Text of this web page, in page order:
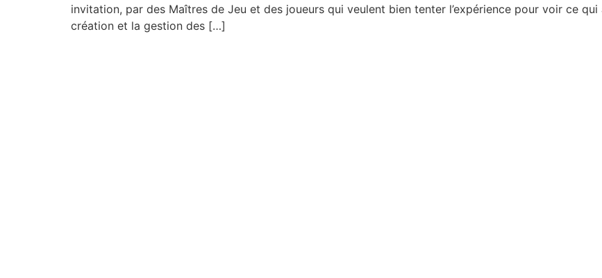
invitation, par des Maîtres de Jeu et des joueurs qui veulent bien tenter l’expérience pour voir ce
création et la gestion des […]